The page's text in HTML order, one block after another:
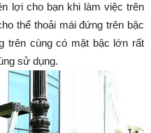
lợi cho bạn khi làm việc trên
thể thoải mái đứng trên bậc
trên cùng có mặt bậc lớn rất
sử dụng.